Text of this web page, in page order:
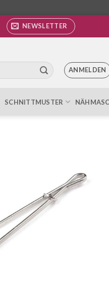
NEWSLETTER
ANMELDEN
SCHNITTMUSTER
Auf die
Wunschliste